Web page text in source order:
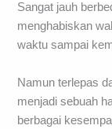
Sangat jauh
menghabiskan
waktu sampai
Namun terlepas
menjadi sebuah
berbagai